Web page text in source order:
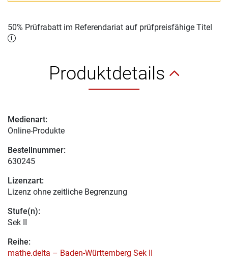
50% Prüfrabatt im Referendariat auf prüfpreisfähige Titel
Produktdetails
Medienart:
Online-Produkte
Bestellnummer:
630245
Lizenzart:
Lizenz ohne zeitliche Begrenzung
Stufe(n):
Sek II
Reihe:
mathe.delta – Baden-Württemberg Sek II